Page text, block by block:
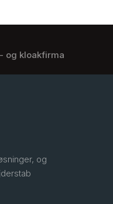
og kloakfirma
og